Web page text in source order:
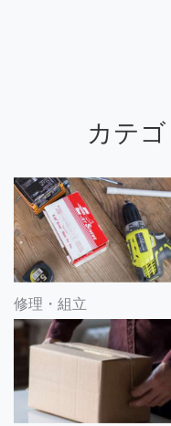
カテ
修理・組立